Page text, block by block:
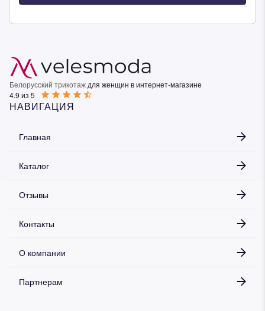
Белорусский трикотаж для женщин в интернет-магазине
4.9 из 5
НАВИГАЦИЯ
Главная
Каталог
Отзывы
Контакты
О компании
Партнерам